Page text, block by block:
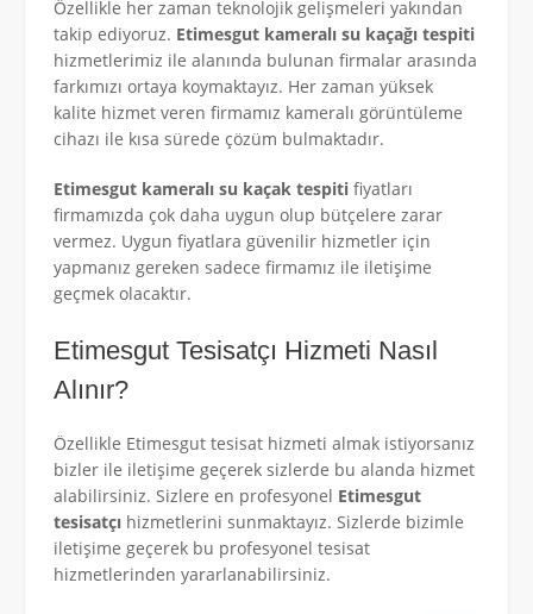
Özellikle her zaman teknolojik gelişmeleri yakından
takip ediyoruz. Etimesgut kameralı su kaçağı tespiti
hizmetlerimiz ile alanında bulunan firmalar arasında
farkımızı ortaya koymaktayız. Her zaman yüksek
kalite hizmet veren firmamız kameralı görüntüleme
cihazı ile kısa sürede çözüm bulmaktadır.
Etimesgut kameralı su kaçak tespiti fiyatları
firmamızda çok daha uygun olup bütçelere zarar
vermez. Uygun fiyatlara güvenilir hizmetler için
yapmanız gereken sadece firmamız ile iletişime
geçmek olacaktır.
Etimesgut Tesisatçı Hizmeti Nasıl
Alınır?
Özellikle Etimesgut tesisat hizmeti almak istiyorsanız
bizler ile iletişime geçerek sizlerde bu alanda hizmet
alabilirsiniz. Sizlere en profesyonel Etimesgut
tesisatçı hizmetlerini sunmaktayız. Sizlerde bizimle
iletişime geçerek bu profesyonel tesisat
hizmetlerinden yararlanabilirsiniz.